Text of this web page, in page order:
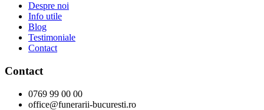
Despre noi
Info utile
Blog
Testimoniale
Contact
Contact
0769 99 00 00
office@funerarii-bucuresti.ro